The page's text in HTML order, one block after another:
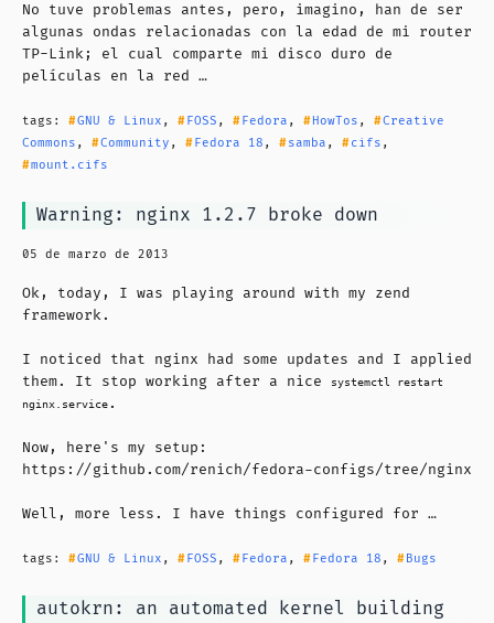
No tuve problemas antes, pero, imagino, han de ser
algunas ondas relacionadas con la edad de mi router
TP-Link; el cual comparte mi disco duro de
películas en la red …
tags: GNU & Linux , FOSS , Fedora , HowTos ,
Creative
Commons , Community , Fedora 18 , samba , cifs ,
mount.cifs
Warning: nginx 1.2.7 broke down
05 de marzo de 2013
Ok, today, I was playing around with my zend
framework.
I noticed that nginx had some updates and I applied
them. It stop working after a nice
systemctl restart
nginx.service.
Now, here's my setup:
https://github.com/renich/fedora-configs/tree/nginx
Well, more less. I have things configured for …
tags: GNU & Linux , FOSS , Fedora , Fedora 18 , Bugs
autokrn: an automated kernel building